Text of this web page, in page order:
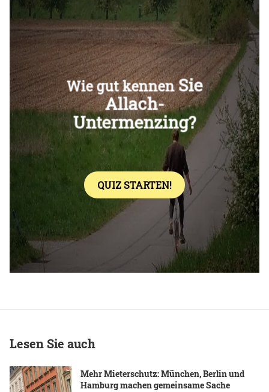
Überspringen
Lesen Sie auch
Mehr Mieterschutz: München, Berlin und
Hamburg machen gemeinsame Sache